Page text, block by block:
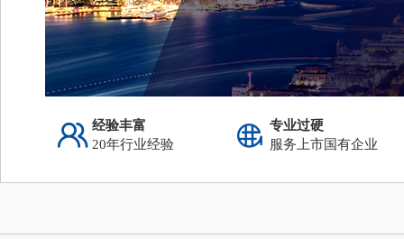
经验丰富
专业过硬
20年行业经验
服务上市国有企业